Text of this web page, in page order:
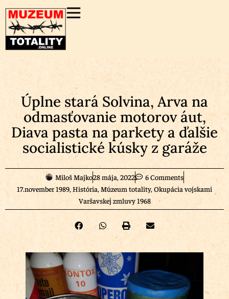
Úplne stará Solvina, Arva na
odmasťovanie motorov áut,
Diava pasta na parkety a ďalšie
socialistické kúsky z garáže
Miloš Majko28 mája, 2022
6 Comments
17.november 1989,História, Múzeum totality, Okupácia vojskami
Varšavskej zmluvy 1968